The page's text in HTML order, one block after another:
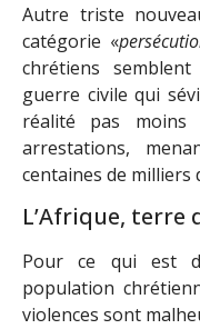
Autre triste
catégorie «
chrétiens
guerre civile qui
réalité pas
arrestations,
centaines de milliers
L’Afrique, terre
Pour ce qui est
population
violences sont